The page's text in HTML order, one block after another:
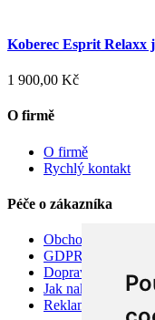
Koberec Esprit Relaxx
1 900,00 Kč
O firmě
O firmě
Rychlý kontakt
Péče o zákazníka
Obchodní podmínky
GDPR
Doprava
Jak nakupovat
Reklamace